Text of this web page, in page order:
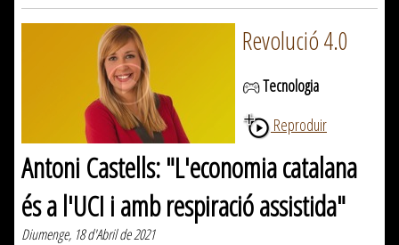
Revolució 4.0
Tecnologia
Reproduir
Antoni Castells: "L'economia catalana
és a l'UCI i amb respiració assistida"
Diumenge, 18 d'Abril de 2021